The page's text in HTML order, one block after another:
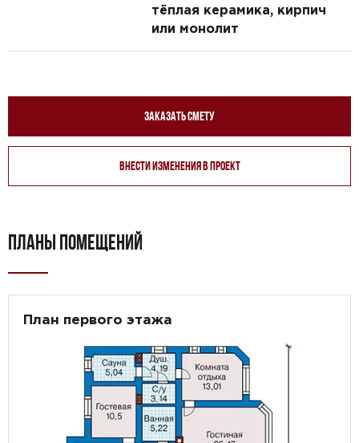
тёплая керамика, кирпич
или монолит
Заказать смету
Внести изменения в проект
ПЛАНЫ ПОМЕЩЕНИЙ
План первого этажа